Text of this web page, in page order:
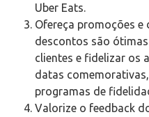
Uber Eats.
Ofereça promoções e
descontos são
clientes e fidelizar os
datas
programas de
Valorize o feedback